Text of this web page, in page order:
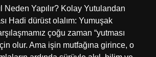
Neden Yapılır? Kolay Yutulandan
Hadi dürüst olalım: Yumuşak
çoğu zaman “yutması
olur. Ama işin mutfağına girince, o